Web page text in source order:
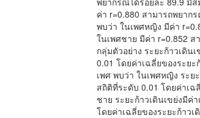
ค่า r=0.880 สามารถพยาก
พบว่า ในเพศหญิง มีค่า
ในเพศชาย มีค่า r=0.852 ส
กลุ่มตัวอย่าง ระยะก้าวเดิน
0.01 โดยค่าเฉลี่ยของระย
เพศ พบว่า ในเพศหญิง ระย
สถิติที่ระดับ 0.01 โดยค่าเฉ
ชาย ระยะก้าวเดินเขย่งมีค่
โดยค่าเฉลี่ยของระยะก้าวเ